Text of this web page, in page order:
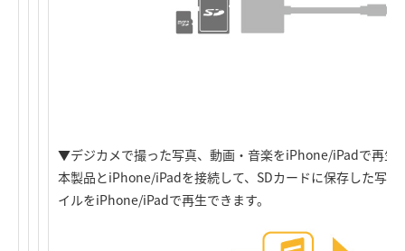
▼デジカメで撮った写真、動画・音楽をiPhone/iPadで再生
本製品とiPhone/iPadを接続して、SDカードに保存した写
イルをiPhone/iPadで再生できます。